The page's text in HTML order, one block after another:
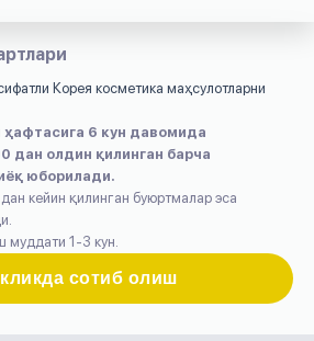
Корея косметика маҳсулотларни
ҳафтасига 6 кун давомида
дан олдин қилинган барча
юборилади.
кейин қилинган буюртмалар эса
муддати 1-3 кун.
сотиб олиш